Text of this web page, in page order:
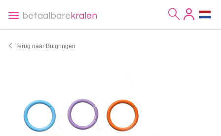
betaalbare kralen
Terug naar Buigringen